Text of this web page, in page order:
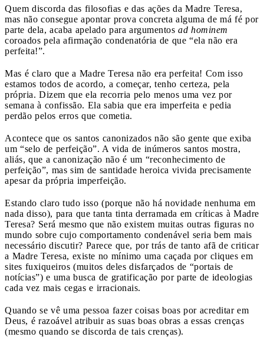
Quem discorda das filosofias e das ações da Madre Teresa,
mas não consegue apontar prova concreta alguma de má fé por
parte dela, acaba apelado para argumentos ad hominem
coroados pela afirmação condenatória de que “ela não era
perfeita!”.
Mas é claro que a Madre Teresa não era perfeita! Com isso
estamos todos de acordo, a começar, tenho certeza, pela
própria. Dizem que ela recorria pelo menos uma vez por
semana à confissão. Ela sabia que era imperfeita e pedia
perdão pelos erros que cometia.
Acontece que os santos canonizados não são gente que exiba
um “selo de perfeição”. A vida de inúmeros santos mostra,
aliás, que a canonização não é um “reconhecimento de
perfeição”, mas sim de santidade heroica vivida precisamente
apesar da própria imperfeição.
Estando claro tudo isso (porque não há novidade nenhuma em
nada disso), para que tanta tinta derramada em críticas à Madre
Teresa? Será mesmo que não existem muitas outras figuras no
mundo sobre cujo comportamento condenável seria bem mais
necessário discutir? Parece que, por trás de tanto afã de criticar
a Madre Teresa, existe no mínimo uma caçada por cliques em
sites fuxiqueiros (muitos deles disfarçados de “portais de
notícias”) e uma busca de gratificação por parte de ideologias
cada vez mais cegas e irracionais.
Quando se vê uma pessoa fazer coisas boas por acreditar em
Deus, é razoável atribuir as suas boas obras a essas crenças
(mesmo quando se discorda de tais crenças).